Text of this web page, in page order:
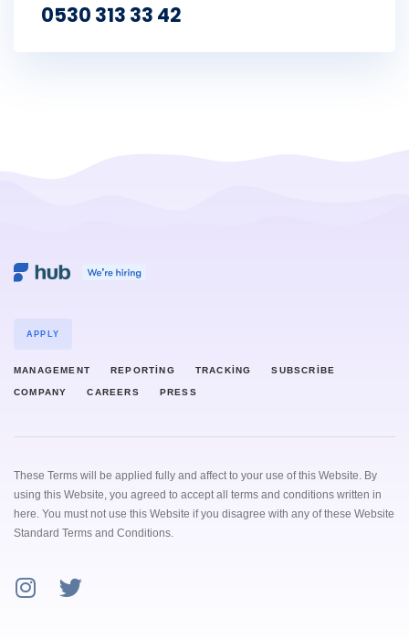
0530 313 33 42
APPLY
MANAGEMENT REPORTING TRACKING SUBSCRIBE
COMPANY CAREERS PRESS
These Terms will be applied fully and affect to your use of this Website. By
using this Website, you agreed to accept all terms and conditions written in
here. You must not use this Website if you disagree with any of these Website
Standard Terms and Conditions.